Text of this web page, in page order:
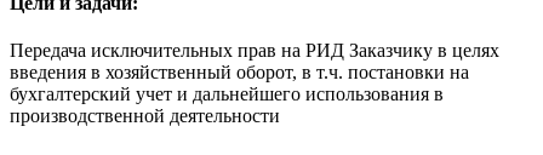
Передача исключительных прав на РИД Заказчику в целях
введения в хозяйственный оборот, в т.ч. постановки на
бухгалтерский учет и дальнейшего использования в
производственной деятельности